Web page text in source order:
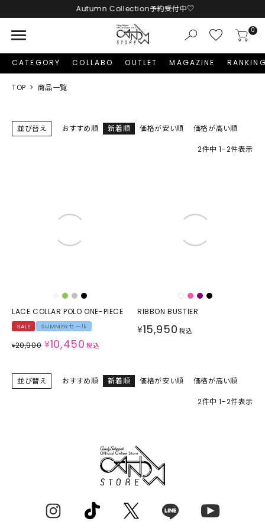
Autumn Collection予約受付中♡
menu 0
CATEGORY COLLABO OUTLET MAGAZINE
TOP 商品一覧
並び替え おすすめ順 新着順 価格が安い順 価格が高い順
2件中 1-2件表示
LACE COLLAR POLO ONE-PIECE
SALE SUMMERセール
¥20,900 ¥10,450 税込
RIBBON BUSTIER
¥15,950 税込
並び替え おすすめ順 新着順 価格が安い順 価格が高い順
2件中 1-2件表示